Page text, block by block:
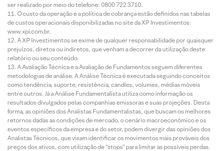
ser realizado por meio do telefone: 0800 722 3710.
O custo da operação e a política de cobrança estão definidos nas tabelas
de custos operacionais disponibilizadas no site da XP Investimentos:
www.xpi.com.br.
A XP Investimentos se exime de qualquer responsabilidade por quaisquer
prejuízos, diretos ou indiretos, que venham a decorrer da utilização deste
relatório ou seu conteúdo.
A Avaliação Técnica e a Avaliação de Fundamentos seguem diferentes
metodologias de análise. A Análise Técnica é executada seguindo conceitos
como tendência, suporte, resistência, candles, volumes, médias móveis
entre outros. Já a Análise Fundamentalista utiliza como informação os
resultados divulgados pelas companhias emissoras e suas projeções. Desta
forma, as opiniões dos Analistas Fundamentalistas, que buscam os melhores
retornos dadas as condições de mercado, o cenário macroeconômico e os
eventos específicos da empresa e do setor, podem divergir das opiniões dos
Analistas Técnicos, que visam identificar os movimentos mais prováveis dos
preços dos ativos, com utilização de “stops” para limitar as possíveis perdas.